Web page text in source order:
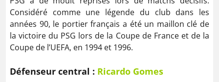
Considéré comme une légende du club dans les
années 90, le portier français a été un maillon clé de
la victoire du PSG lors de la Coupe de France et de la
Coupe de l’UEFA, en 1994 et 1996.
Défenseur central : Ricardo Gomes